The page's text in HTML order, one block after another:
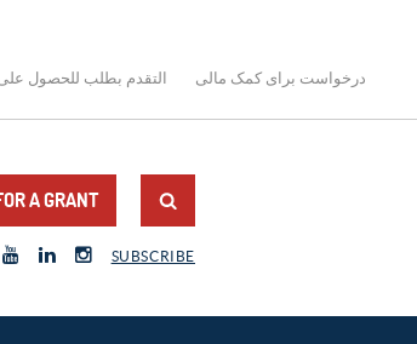
التقدم بطلب للحصول درخواست برای کمک مالی
A GRANT
SUBSCRIBE